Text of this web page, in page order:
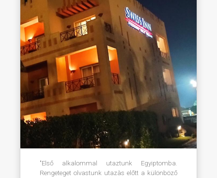
"Első alkalommal utaztunk Egyiptomba.
Rengeteget olvastunk utazàs előtt a különböző